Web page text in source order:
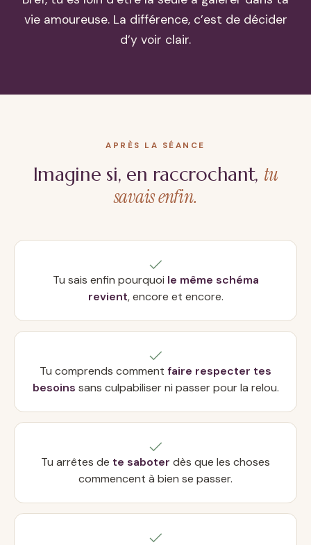
vie amoureuse. La différence, c’est de décider
d’y voir clair.
APRÈS LA SÉANCE
Imagine si, en raccrochant, tu
savais enfin.
Tu sais enfin pourquoi le même schéma
revient, encore et encore.
Tu comprends comment faire respecter tes
besoins sans culpabiliser ni passer pour la relou.
Tu arrêtes de te saboter dès que les choses
commencent à bien se passer.